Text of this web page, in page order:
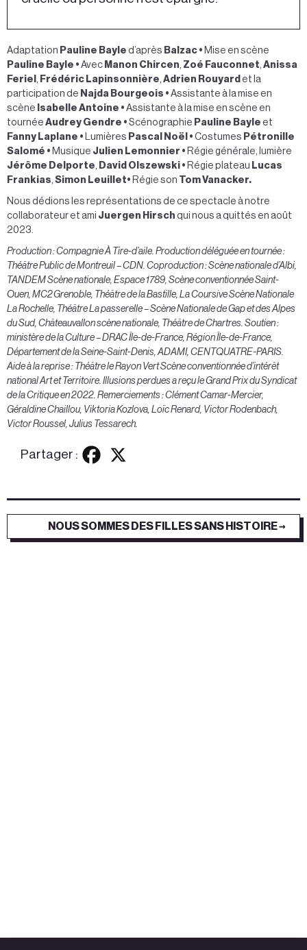
Adaptation Pauline Bayle d’après Balzac • Mise en scène
Pauline Bayle • Avec Manon Chircen, Zoé Fauconnet, Anissa
Feriel , Frédéric Lapinsonnière, Adrien Rouyard et la
participation de Najda Bourgeois • Assistante à la mise en
scène Isabelle Antoine • Assistante à la mise en scène en
tournée Audrey Gendre • Scénographie Pauline Bayle et
Fanny Laplane • Lumières Pascal Noël • Costumes Pétronille
Salomé • Musique Julien Lemonnier • Régie générale, lumière
Jérôme Delporte, David Olszewski • Régie plateau Lucas
Frankias, Simon Leuillet• Régie son Tom Vanacker.
Nous dédions les représentations de ce spectacle à notre
collaborateur et ami Juergen Hirsch qui nous a quittés en août
2023.
Production : Compagnie À Tire-d’aile. Production déléguée en tournée :
Théâtre Public de Montreuil – CDN. Coproduction : Scène nationale d’Albi,
TANDEM Scène nationale, Espace 1789, Scène conventionnée Saint-
Ouen, MC2 Grenoble, Théâtre de la Bastille, La Coursive Scène Nationale
La Rochelle, Théâtre La passerelle – Scène Nationale de Gap et des Alpes
du Sud, Châteauvallon scène nationale, Théâtre de Chartres. Soutien :
ministère de la Culture – DRAC Île-de-France, Région Île-de-France,
Département de la Seine-Saint-Denis, ADAMI, CENTQUATRE-PARIS.
Aide à la reprise : Théâtre le Rayon Vert Scène conventionnée d’intérêt
national Art et Territoire. Illusions perdues a reçu le Grand Prix du Syndicat
de la Critique en 2022. Remerciements : Clément Camar-Mercier,
Géraldine Chaillou, Viktoria Kozlova, Loïc Renard, Victor Rodenbach,
Victor Roussel, Julius Tessarech.
Partager :
NOUS SOMMES DES FILLES SANS HISTOIRE →